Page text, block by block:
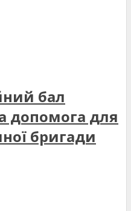
бал
допомога для
бригади